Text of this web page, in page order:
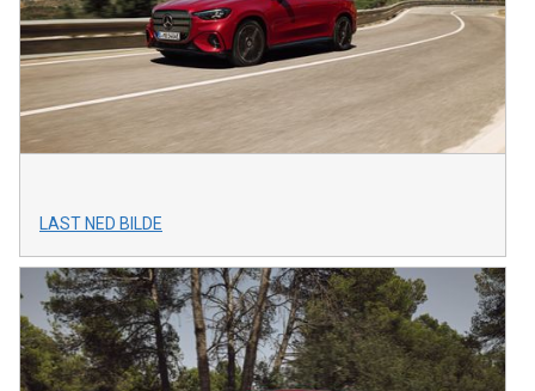
LAST NED BILDE